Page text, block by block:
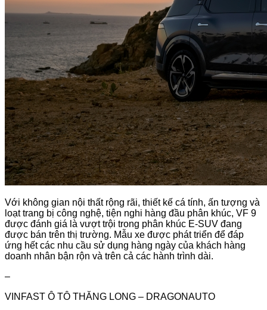
Với không gian nội thất rộng rãi, thiết kế cá tính, ấn tượng và
loạt trang bị công nghệ, tiện nghi hàng đầu phân khúc, VF 9
được đánh giá là vượt trội trong phân khúc E-SUV đang
được bán trên thị trường. Mẫu xe được phát triển để đáp
ứng hết các nhu cầu sử dụng hàng ngày của khách hàng
doanh nhân bận rộn và trên cả các hành trình dài.
–
VINFAST Ô TÔ THĂNG LONG – DRAGONAUTO